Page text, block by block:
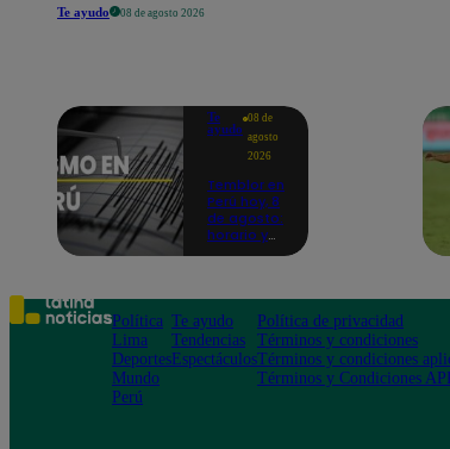
Te ayudo 08 de agosto 2026
Te
ayudo
08 de
agosto
2026
Temblor en
Perú hoy, 8
de agosto:
horario y
según IGP
Política
Lima
Deportes
Mundo
Perú
Te ayudo
Tendencias
Espectáculos
Política de privacidad
Términos y condiciones
Términos y condiciones
Términos y Condiciones